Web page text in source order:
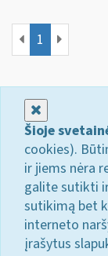
1
Šioje
cookies).
ir jiems nėra
galite sutikti
sutikimą bet
interneto
įrašytus